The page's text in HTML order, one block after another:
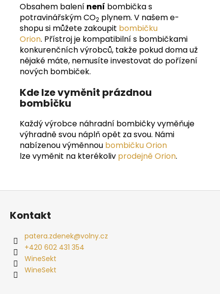
Obsahem balení není bombička s
potravinářským CO2 plynem. V našem e-
shopu si můžete zakoupit bombičku
Orion. Přístroj je kompatibilní s bombičkami
konkurenčních výrobců, takže pokud doma už
nějaké máte, nemusíte investovat do pořízení
nových bombiček.
Kde lze vyměnit prázdnou
bombičku
Každý výrobce náhradní bombičky vyměňuje
výhradně svou náplň opět za svou. Námi
nabízenou výměnnou bombičku Orion
lze vyměnit na kterékoliv prodejně Orion.
Z
Kontakt
patera.zdenek@volny.cz
+420 602 431 354
WineSekt
WineSekt